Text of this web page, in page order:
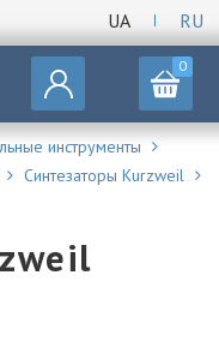
UA RU
0
инструменты
Синтезаторы Kurzweil